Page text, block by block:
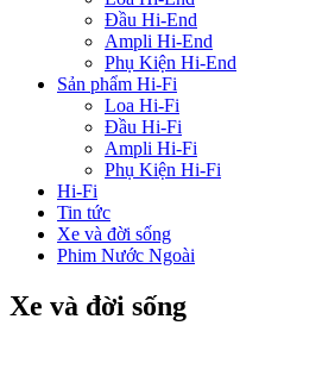
Đầu Hi-End
Ampli Hi-End
Phụ Kiện Hi-End
Sản phẩm Hi-Fi
Loa Hi-Fi
Đầu Hi-Fi
Ampli Hi-Fi
Phụ Kiện Hi-Fi
Hi-Fi
Tin tức
Xe và đời sống
Phim Nước Ngoài
Xe và đời sống